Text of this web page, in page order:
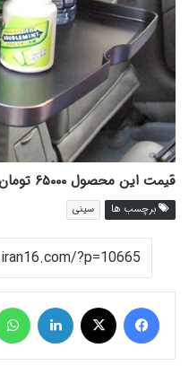
قیمت این محصول ۶۵۰۰۰ تومان
برچسب ها سینی
فیس بوک لینکدین